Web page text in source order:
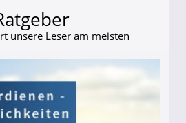
unsere Leser am meisten